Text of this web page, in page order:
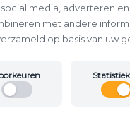
media, adverteren
met andere
op basis van uw